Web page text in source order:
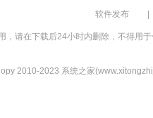
软件发布
，请在下载后24小时内删除，不得用
2010-2023 系统之家